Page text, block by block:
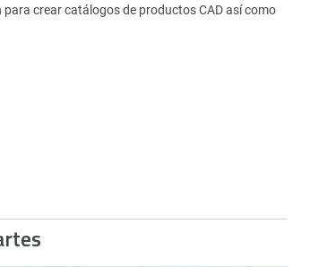
crear catálogos de productos CAD así como